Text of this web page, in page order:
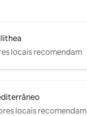
locais recomendam
locais recomendam